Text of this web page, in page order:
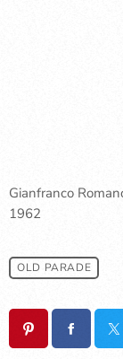
Gianfranco
1962
OLD PARADE